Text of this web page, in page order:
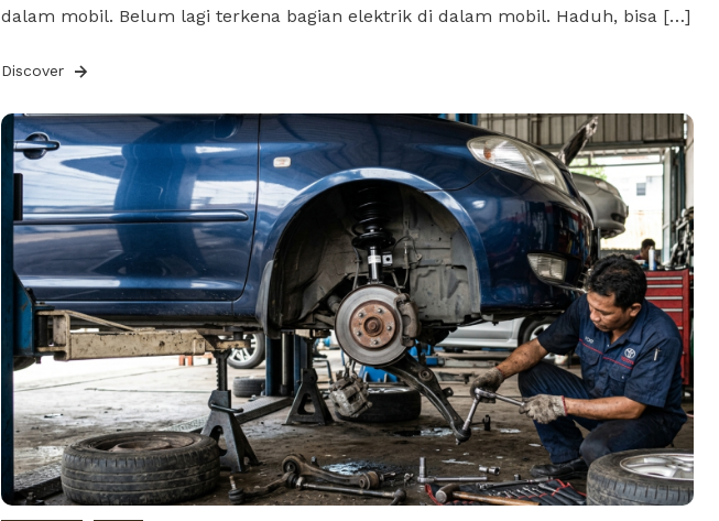
dalam mobil. Belum lagi terkena bagian elektrik di dalam mobil. Haduh, bisa […]
Discover